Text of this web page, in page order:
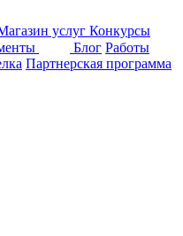
услуг Конкурсы
Блог Работы
Партнерская программа